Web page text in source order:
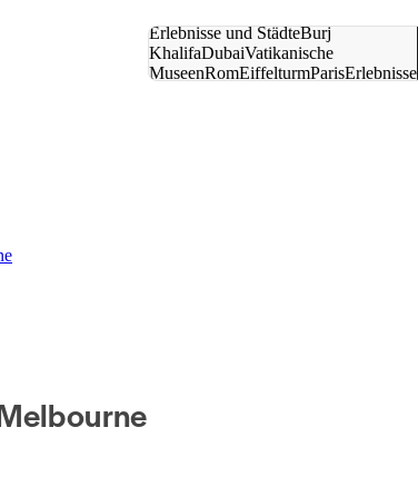
Erlebnisse und StädteBurj
KhalifaDubaiVatikanische
MuseenRomEiffelturmParisErlebnisse